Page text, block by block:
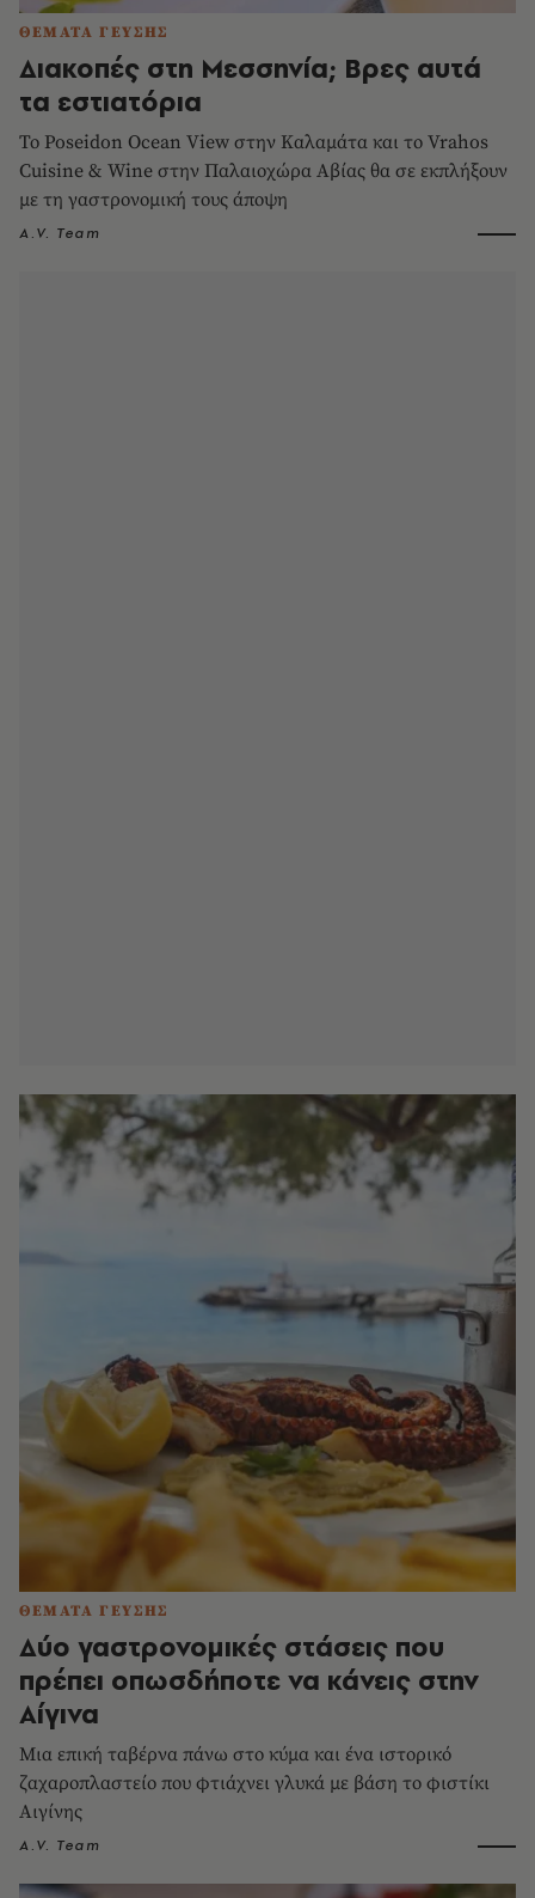
ΘΕΜΑΤΑ ΓΕΥΣΗΣ
Διακοπές στη Μεσσηνία; Βρες αυτά
τα εστιατόρια
Το Poseidon Ocean View στην Καλαμάτα και το Vrahos
Cuisine & Wine στην Παλαιοχώρα Αβίας θα σε εκπλήξουν
με τη γαστρονομική τους άποψη
A.V. Team
ΘΕΜΑΤΑ ΓΕΥΣΗΣ
Δύο γαστρονομικές στάσεις που
πρέπει οπωσδήποτε να κάνεις στην
Αίγινα
Μια επική ταβέρνα πάνω στο κύμα και ένα ιστορικό
ζαχαροπλαστείο που φτιάχνει γλυκά με βάση το φιστίκι
Αιγίνης
A.V. Team